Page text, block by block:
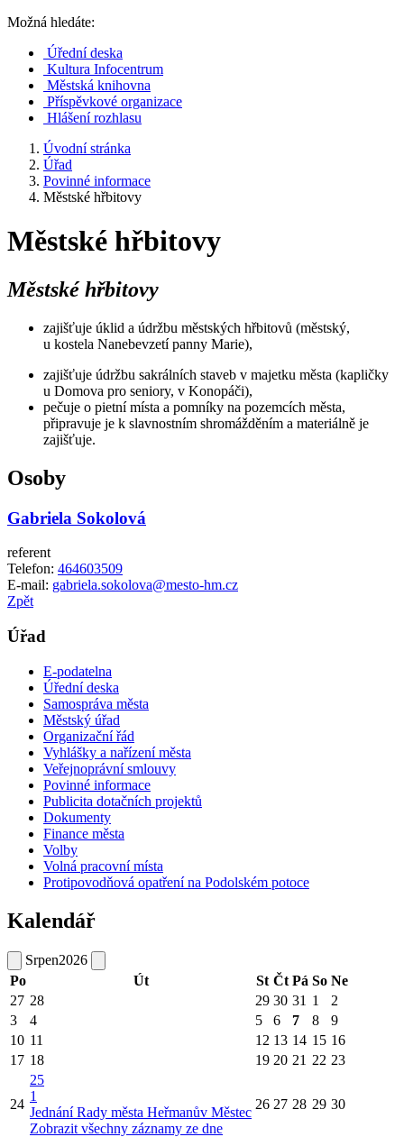
Možná hledáte:
Úřední deska
Kultura Infocentrum
Městská knihovna
Příspěvkové organizace
Hlášení rozhlasu
Úvodní stránka
Úřad
Povinné informace
Městské hřbitovy
Městské hřbitovy
Městské hřbitovy
zajišťuje úklid a údržbu městských hřbitovů (městský,
u kostela Nanebevzetí panny Marie),
zajišťuje údržbu sakrálních staveb v majetku města (kapličky
u Domova pro seniory, v Konopáči),
pečuje o pietní místa a pomníky na pozemcích města,
připravuje je k slavnostním shromážděním a materiálně je
zajišťuje.
Osoby
Gabriela Sokolová
referent
Telefon: 464603509
E-mail: gabriela.sokolova@mesto-hm.cz
Zpět
Úřad
E-podatelna
Úřední deska
Samospráva města
Městský úřad
Organizační řád
Vyhlášky a nařízení města
Veřejnoprávní smlouvy
Povinné informace
Publicita dotačních projektů
Dokumenty
Finance města
Volby
Volná pracovní místa
Protipovodňová opatření na Podolském potoce
Kalendář
Srpen2026
Po
Út St Čt Pá So Ne
27 28 29 30 31 1
2
3
4 5 6 7 8
9
10 11 12 13 14 15 16
17 18 19 20 21 22 23
24
25
1
Jednání Rady města Heřmanův Městec
Zobrazit všechny záznamy ze dne
26 27 28 29 30